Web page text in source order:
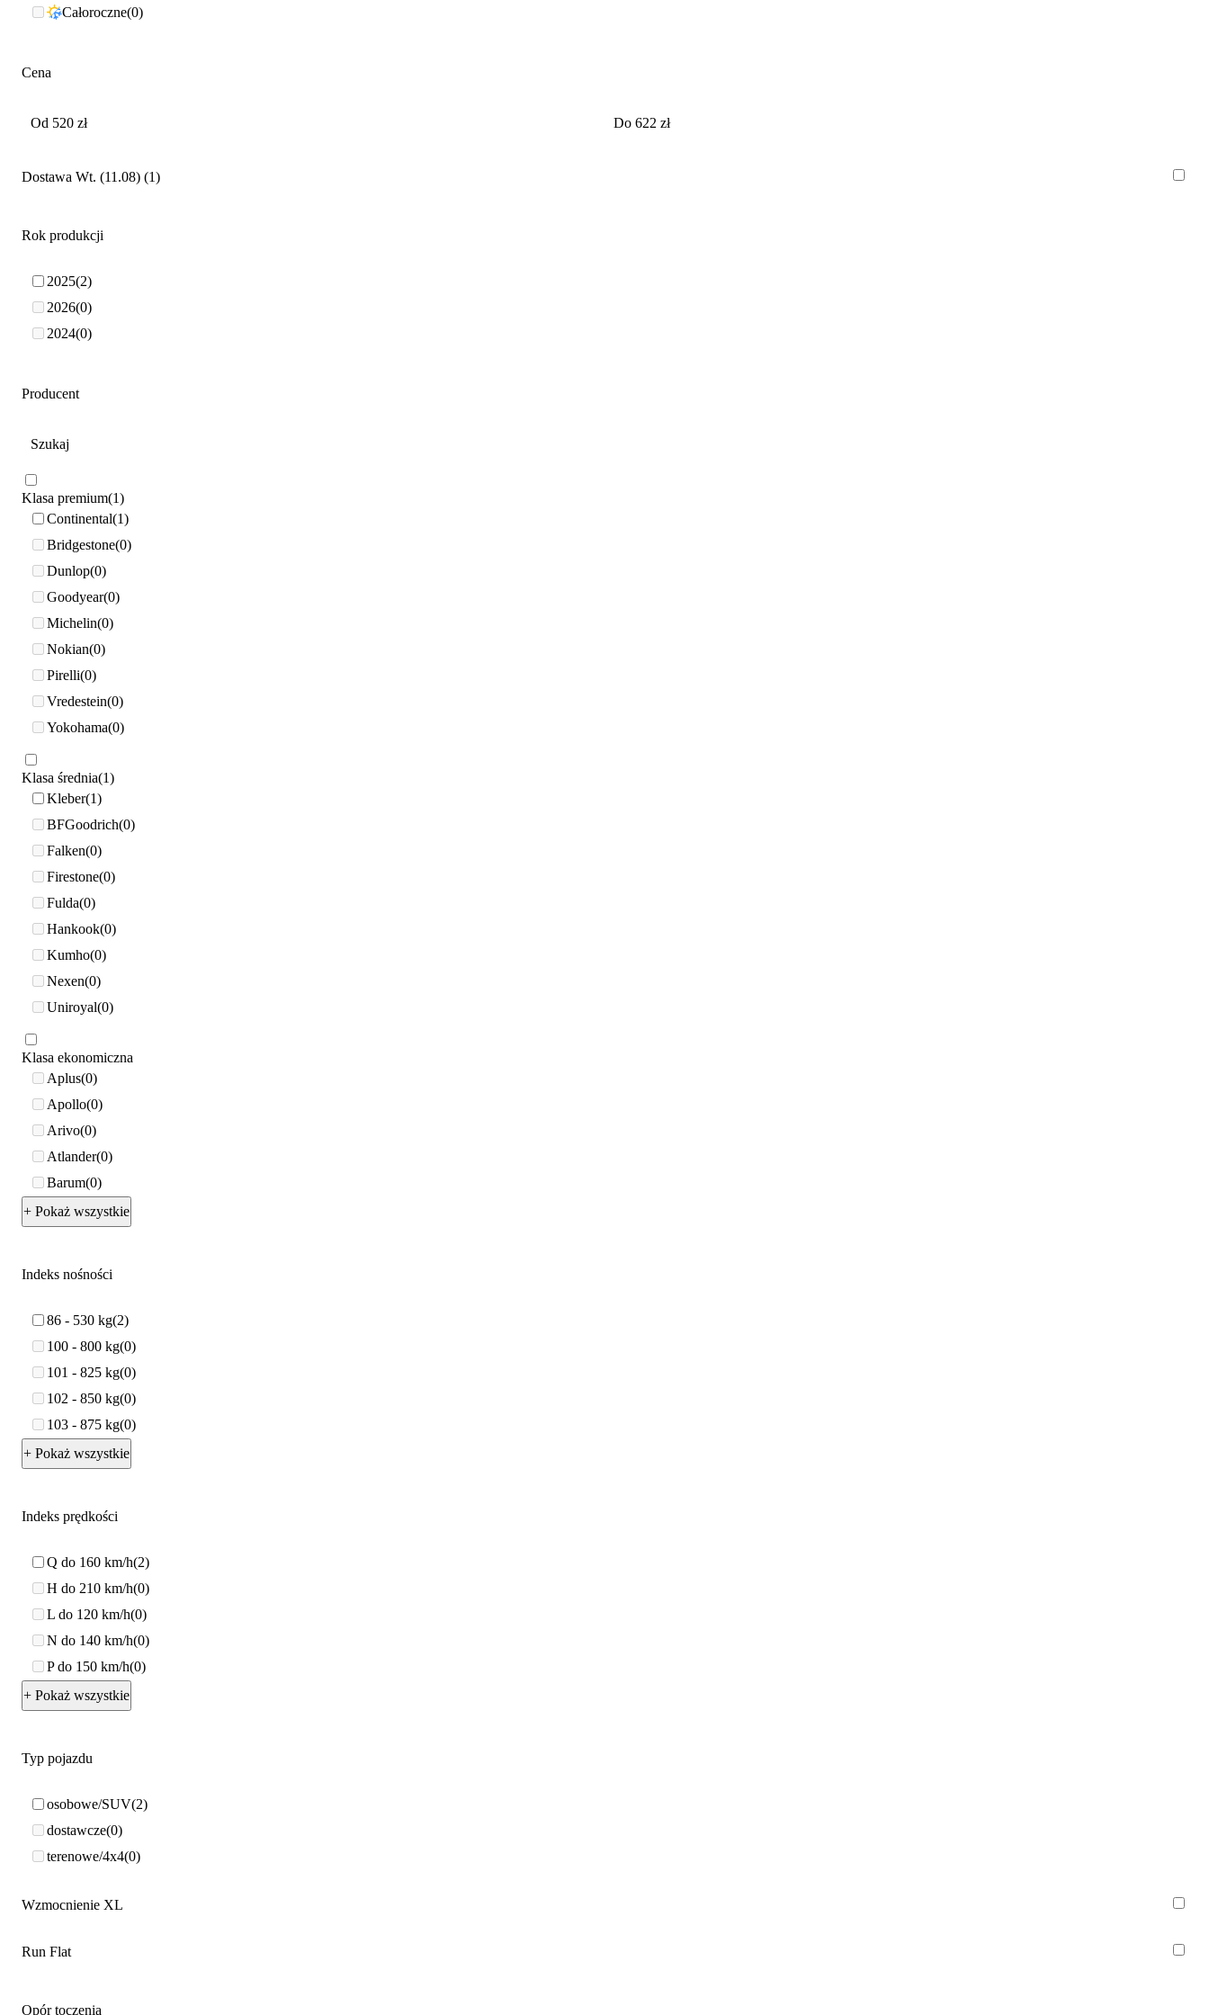
Całoroczne 0
Cena
Dostawa Wt. (11.08) 1
Rok produkcji
2025 2
2026 0
2024 0
Producent
Klasa premium 1
Continental 1
Bridgestone 0
Dunlop 0
Goodyear 0
Michelin 0
Nokian 0
Pirelli 0
Vredestein 0
Yokohama 0
Klasa średnia 1
Kleber 1
BFGoodrich 0
Falken 0
Firestone 0
Fulda 0
Hankook 0
Kumho 0
Nexen 0
Uniroyal 0
Klasa ekonomiczna
Aplus 0
Apollo 0
Arivo 0
Atlander 0
Barum 0
+ Pokaż wszystkie
Indeks nośności
86 - 530 kg 2
100 - 800 kg 0
101 - 825 kg 0
102 - 850 kg 0
103 - 875 kg 0
+ Pokaż wszystkie
Indeks prędkości
Q do 160 km/h 2
H do 210 km/h 0
L do 120 km/h 0
N do 140 km/h 0
P do 150 km/h 0
+ Pokaż wszystkie
Typ pojazdu
osobowe/SUV 2
dostawcze 0
terenowe/4x4 0
Wzmocnienie XL
Run Flat
Opór toczenia